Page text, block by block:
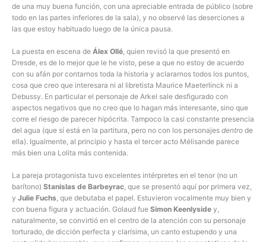
de una muy buena función, con una apreciable entrada de público (sobre
todo en las partes inferiores de la sala), y no observé las deserciones a
las que estoy habituado luego de la única pausa.
La puesta en escena de Álex Ollé, quien revisó la que presentó en
Dresde, es de lo mejor que le he visto, pese a que no estoy de acuerdo
con su afán por contarnos toda la historia y aclararnos todos los puntos,
cosa que creo que interesara ni al libretista Maurice Maeterlinck ni a
Debussy. En particular el personaje de Arkel sale desfigurado con
aspectos negativos que no creo que lo hagan más interesante, sino que
corre el riesgo de parecer hipócrita. Tampoco la casi constante presencia
del agua (que sí está en la partitura, pero no con los personajes dentro de
ella). Igualmente, al principio y hasta el tercer acto Mélisande parece
más bien una Lolita más contenida.
La pareja protagonista tuvo excelentes intérpretes en el tenor (no un
barítono) Stanislas de Barbeyrac, que se presentó aquí por primera vez,
y Julie Fuchs, que debutaba el papel. Estuvieron vocalmente muy bien y
con buena figura y actuación. Golaud fue Simon Keenlyside y,
naturalmente, se convirtió en el centro de la atención con su personaje
torturado, de dicción perfecta y clarísima, un canto estupendo y una